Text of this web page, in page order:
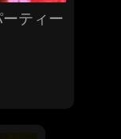
ティー